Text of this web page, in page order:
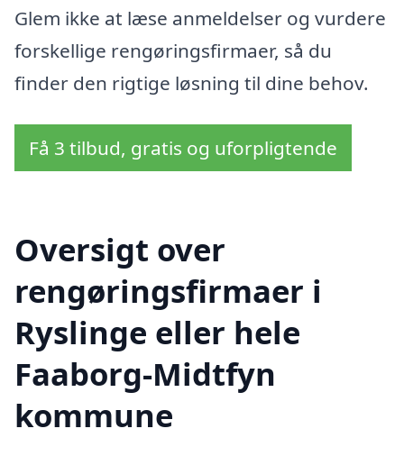
Glem ikke at læse anmeldelser og vurdere
forskellige rengøringsfirmaer, så du
finder den rigtige løsning til dine behov.
Få 3 tilbud, gratis og uforpligtende
Oversigt over
rengøringsfirmaer i
Ryslinge eller hele
Faaborg-Midtfyn
kommune